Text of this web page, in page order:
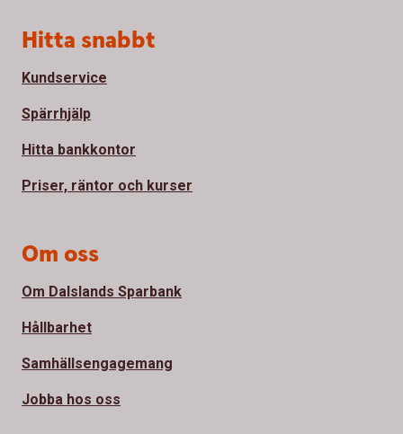
Sidfot
Hitta snabbt
Kundservice
Spärrhjälp
Hitta bankkontor
Priser, räntor och kurser
Om oss
Om Dalslands Sparbank
Hållbarhet
Samhällsengagemang
Jobba hos oss